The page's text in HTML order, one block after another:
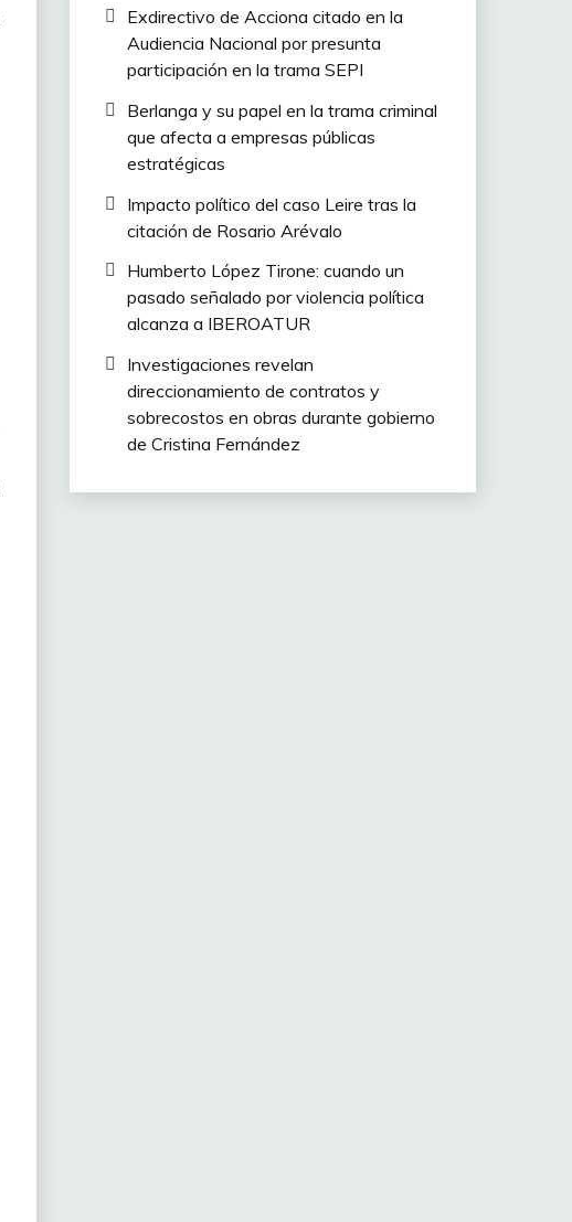
Exdirectivo de Acciona citado en la
Audiencia Nacional por presunta
participación en la trama SEPI
Berlanga y su papel en la trama criminal
que afecta a empresas públicas
estratégicas
Impacto político del caso Leire tras la
citación de Rosario Arévalo
Humberto López Tirone: cuando un
pasado señalado por violencia política
alcanza a IBEROATUR
Investigaciones revelan
direccionamiento de contratos y
sobrecostos en obras durante gobierno
de Cristina Fernández